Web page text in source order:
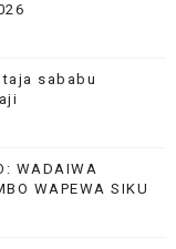
sababu
WADAIWA
WAPEWA SIKU